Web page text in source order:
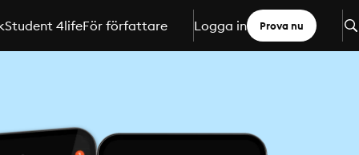
Student 4lifeFör författare Logga in Prova nu